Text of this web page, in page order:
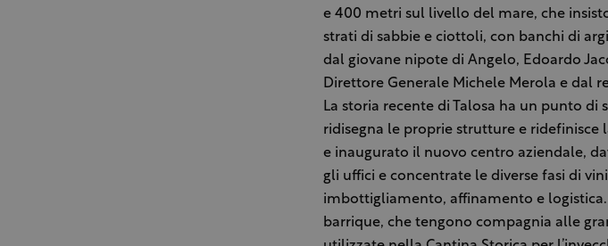
e 400 metri sul livello del mare, che
strati di sabbie e ciottoli, con banchi di
dal giovane nipote di Angelo, Edoardo
Direttore Generale Michele Merola e dal
La storia recente di Talosa ha un punto di
ridisegna le proprie strutture e
e inaugurato il nuovo centro aziendale,
gli uffici e concentrate le diverse fasi di
imbottigliamento, affinamento e
barrique, che tengono compagnia alle